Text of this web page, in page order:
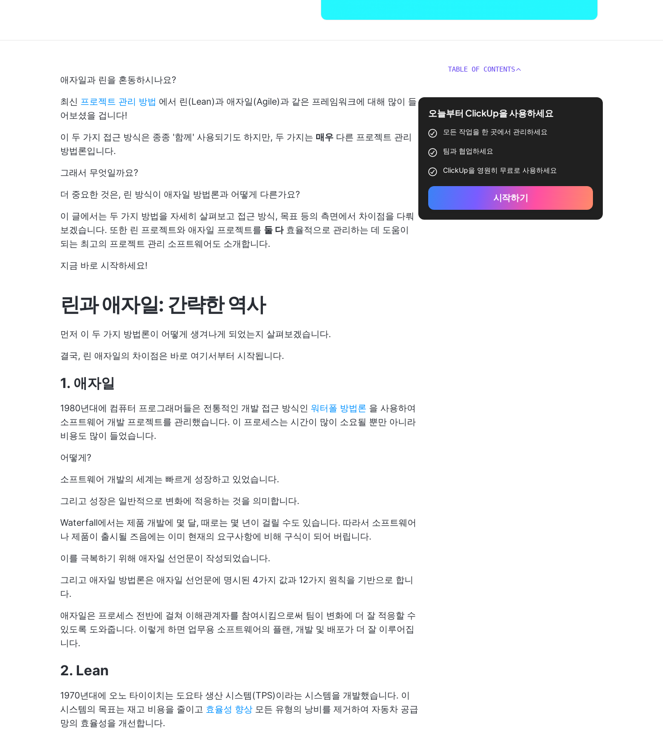
애자일과 린을 혼동하시나요?
최신 프로젝트 관리 방법 에서 린(Lean)과 애자일(Agile)과 같은 프레임워크에 대해 많이 들
어보셨을 겁니다!
이 두 가지 접근 방식은 종종 '함께' 사용되기도 하지만, 두 가지는 매우 다른 프로젝트 관리
방법론입니다.
그래서 무엇일까요?
더 중요한 것은, 린 방식이 애자일 방법론과 어떻게 다른가요?
이 글에서는 두 가지 방법을 자세히 살펴보고 접근 방식, 목표 등의 측면에서 차이점을 다뤄
보겠습니다. 또한 린 프로젝트와 애자일 프로젝트를 둘 다효율적으로 관리하는 데 도움이
되는 최고의 프로젝트 관리 소프트웨어도 소개합니다.
지금 바로 시작하세요!
린과 애자일: 간략한 역사
먼저 이 두 가지 방법론이 어떻게 생겨나게 되었는지 살펴보겠습니다.
결국, 린 애자일의 차이점은 바로 여기서부터 시작됩니다.
1. 애자일
1980년대에 컴퓨터 프로그래머들은 전통적인 개발 접근 방식인 워터폴 방법론 을 사용하여
소프트웨어 개발 프로젝트를 관리했습니다. 이 프로세스는 시간이 많이 소요될 뿐만 아니라
비용도 많이 들었습니다.
어떻게?
소프트웨어 개발의 세계는 빠르게 성장하고 있었습니다.
그리고 성장은 일반적으로 변화에 적응하는 것을 의미합니다.
Waterfall에서는 제품 개발에 몇 달, 때로는 몇 년이 걸릴 수도 있습니다. 따라서 소프트웨어
나 제품이 출시될 즈음에는 이미 현재의 요구사항에 비해 구식이 되어 버립니다.
이를 극복하기 위해 애자일 선언문이 작성되었습니다.
그리고 애자일 방법론은 애자일 선언문에 명시된 4가지 값과 12가지 원칙을 기반으로 합니
다.
애자일은 프로세스 전반에 걸쳐 이해관계자를 참여시킴으로써 팀이 변화에 더 잘 적응할 수
있도록 도와줍니다. 이렇게 하면 업무용 소프트웨어의 플랜, 개발 및 배포가 더 잘 이루어집
니다.
2. Lean
1970년대에 오노 타이이치는 도요타 생산 시스템(TPS)이라는 시스템을 개발했습니다. 이
시스템의 목표는 재고 비용을 줄이고 효율성 향상 모든 유형의 낭비를 제거하여 자동차 공급
망의 효율성을 개선합니다.
TABLE OF CONTENTS
오늘부터 ClickUp을 사용하세요
모든 작업을 한 곳에서 관리하세요
팀과 협업하세요
ClickUp을 영원히 무료로 사용하세요
시작하기